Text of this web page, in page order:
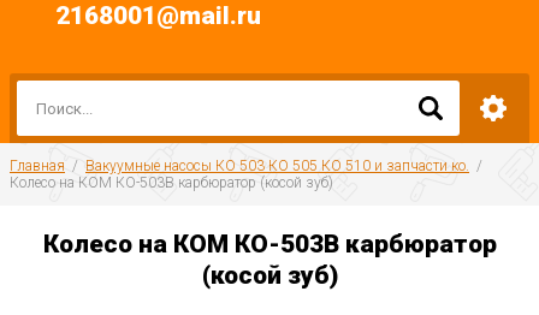
2168001@mail.ru
Главная
  /
Вакуумные насосы КО 503 КО 505 КО 510 и запчасти ко.
  /
Колесо на КОМ КО-503В карбюратор (косой зуб)
Колесо на КОМ КО-503В карбюратор
(косой зуб)